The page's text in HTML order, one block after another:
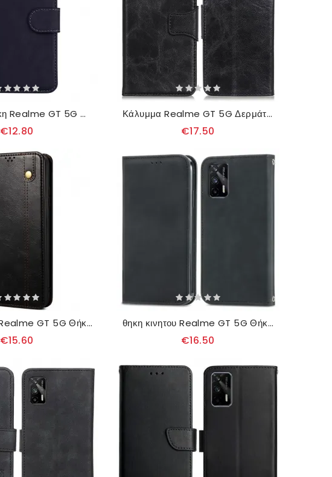
δερματινη θηκη Realme GT 5G Μονόχρωμο Δερμάτινο Εφέ
€12.80
Κάλυμμα Realme GT 5G Δερμάτινο Σπαστό Κούμπωμα
€17.50
θηκη κινητου Realme GT 5G Θήκη Flip Κερωμένο Συνθετικό Δέρμα
€15.60
θηκη κινητου Realme GT 5G Θήκη Flip Σχεδίαση Αφής Δέρματος
€16.50